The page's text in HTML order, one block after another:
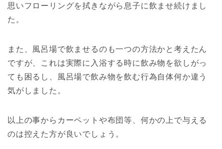
思いフローリングを拭きながら息子に飲ませ続けまし
た。
また、風呂場で飲ませるのも一つの方法かと考えたん
ですが、これは実際に入浴する時に飲み物を欲しがっ
ても困るし、風呂場で飲み物を飲む行為自体何か違う
気がしました。
以上の事からカーペットや布団等、何かの上で与える
のは控えた方が良いでしょう。